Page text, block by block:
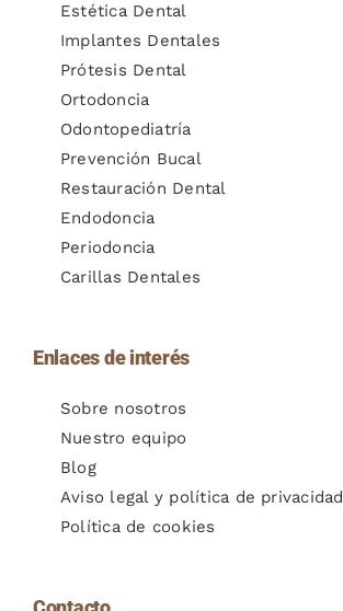
Estética Dental
Implantes Dentales
Prótesis Dental
Ortodoncia
Odontopediatría
Prevención Bucal
Restauración Dental
Endodoncia
Periodoncia
Carillas Dentales
Enlaces de interés
Sobre nosotros
Nuestro equipo
Blog
Aviso legal y política de privacidad
Política de cookies